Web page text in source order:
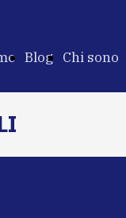
Blog Chi sono
sono